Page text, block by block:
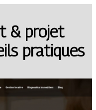
& projet
pratiques